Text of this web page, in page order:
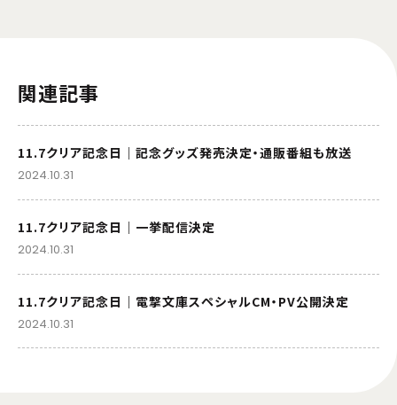
関連記事
11.7クリア記念日｜記念グッズ発売決定・通販番組も放送
2024.10.31
11.7クリア記念日｜一挙配信決定
2024.10.31
11.7クリア記念日｜電撃文庫スペシャルCM・PV公開決定
2024.10.31